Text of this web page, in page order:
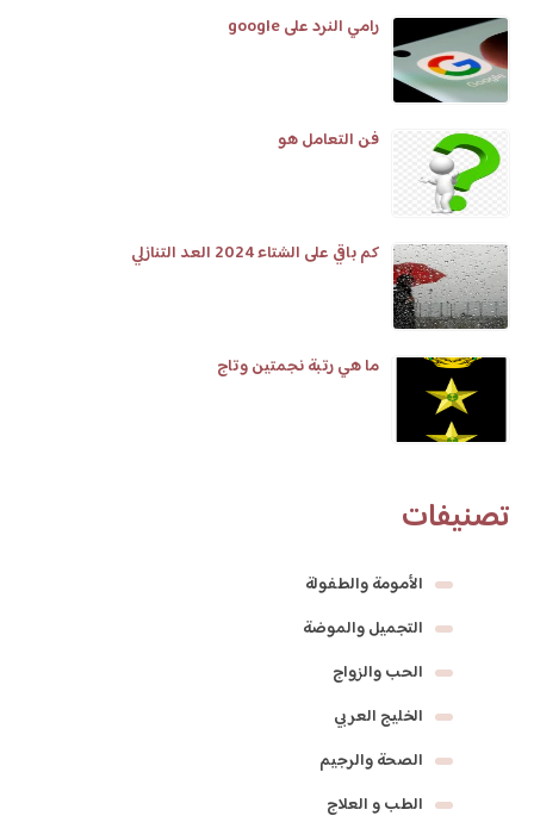
رامي النرد على google
فن التعامل هو
كم باقي على الشتاء 2024 العد التنازلي
ما هي رتبة نجمتين وتاج
تصنيفات
الأمومة والطفولة
التجميل والموضة
الحب والزواج
الخليج العربي
الصحة والرجيم
الطب و العلاج